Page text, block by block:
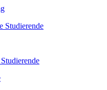
Studierende